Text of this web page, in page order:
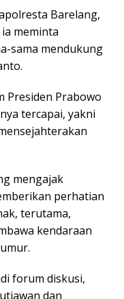
Barelang,
meminta
sama mendukung
Presiden Prabowo
tercapai, yakni
mengajak
perhatian
terutama,
kendaraan
forum diskusi,
dan